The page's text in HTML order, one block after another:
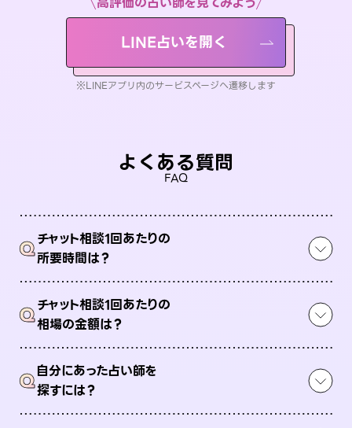
LINE占いを開く
※LINEアプリ内のサービスページへ遷移します
よくある質問
FAQ
Qチャット相談1回あたりの
所要時間は？
Qチャット相談1回あたりの
相場の金額は？
Q自分にあった占い師を
探すには？